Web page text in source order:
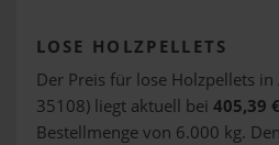
LOSE HOLZPELLETS
Der Preis für lose Holzpellets in
35108) liegt aktuell bei 405,39
Bestellmenge von 6.000 kg.